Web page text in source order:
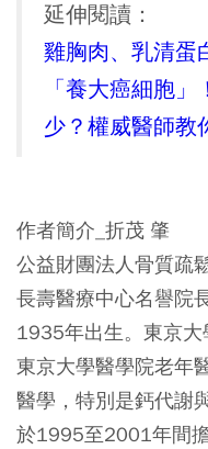
延伸閱讀：
雞胸肉、乳清蛋
「養大癌細胞
少？權威醫師教
作者簡介_折茂 肇
公益財團法人骨質疏
長壽醫療中心名譽院長
1935年出生。東京
東京大學醫學院老年
醫學，特別是鈣代謝
於1995至2001年間